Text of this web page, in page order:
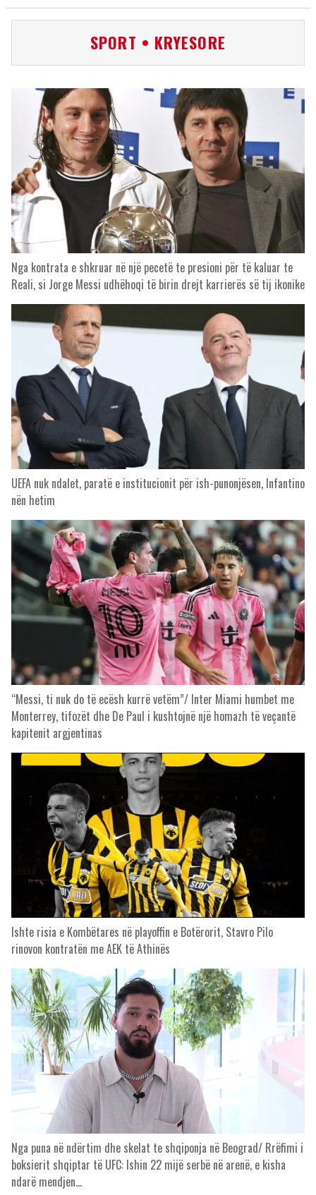
SPORT • KRYESORE
Nga kontrata e shkruar në një pecetë te presioni për të kaluar te
Reali, si Jorge Messi udhëhoqi të birin drejt karrierës së tij ikonike
UEFA nuk ndalet, paratë e institucionit për ish-punonjësen, Infantino
nën hetim
“Messi, ti nuk do të ecësh kurrë vetëm”/ Inter Miami humbet me
Monterrey, tifozët dhe De Paul i kushtojnë një homazh të veçantë
kapitenit argjentinas
Ishte risia e Kombëtares në playoffin e Botërorit, Stavro Pilo
rinovon kontratën me AEK të Athinës
Nga puna në ndërtim dhe skelat te shqiponja në Beograd/ Rrëfimi i
boksierit shqiptar të UFC: Ishin 22 mijë serbë në arenë, e kisha
ndarë mendjen…